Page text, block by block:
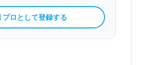
プロとして登録する